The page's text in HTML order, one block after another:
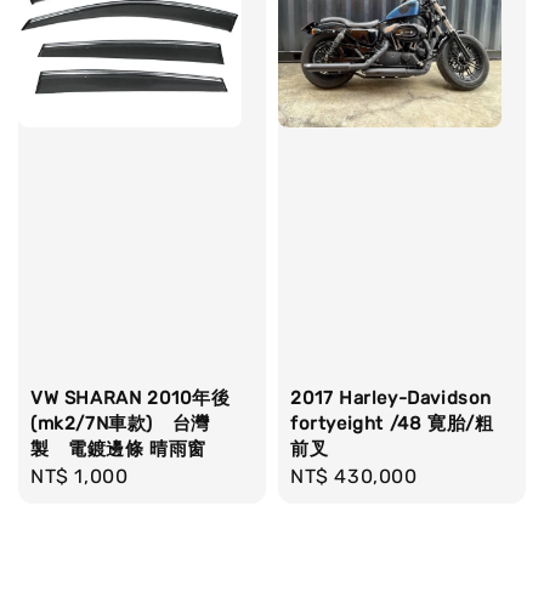
VW SHARAN 2010年後
(mk2/7N車款) 台灣
製 電鍍邊條 晴雨窗
Regular
NT$ 1,000
2017 Harley-Davidson
fortyeight /48 寛胎/粗
前叉
Regular
NT$ 430,000